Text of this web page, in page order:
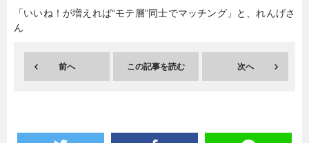
「いいね！が増えれば“モテ層”同士でマッチング」と、れんげさ
ん
前へ この記事を読む 次へ